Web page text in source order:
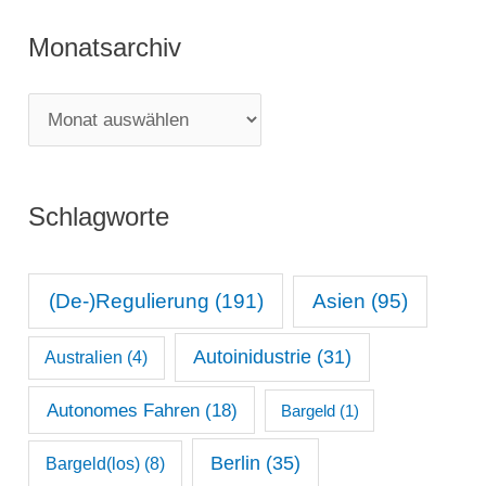
e
g
n
Monatsarchiv
o
a
a
h
Schlagworte
(De-)Regulierung (191) Asien (95)
Australien (4) Autoinidustrie(31)
Autonomes Fahren(18) Bargeld(1)
Bargeld(los)(8) Berlin (35)